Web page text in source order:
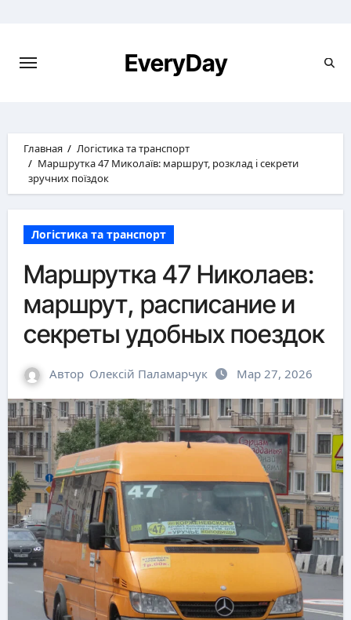
EveryDay
Главная
Логістика та транспорт
Маршрутка 47 Миколаїв: маршрут, розклад і секрети
зручних поїздок
Логістика та транспорт
Маршрутка 47 Николаев:
маршрут, расписание и
секреты удобных поездок
Автор Олексій Паламарчук Мар 27, 2026